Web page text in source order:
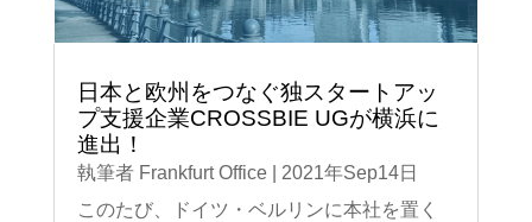
日本と欧州をつなぐ独スタートアッ
プ支援企業CROSSBIE UGが横浜に
進出！
執筆者 Frankfurt Office| 2021年Sep14日
このたび、ドイツ・ベルリンに本社を置く